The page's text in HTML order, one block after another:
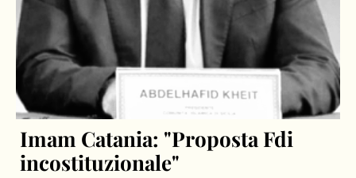
Imam Catania: "Proposta Fdi
incostituzionale"